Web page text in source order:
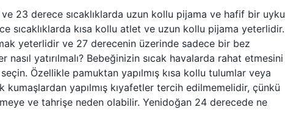
23 derece sıcaklıklarda uzun kollu pijama ve hafif bir uyku
sıcaklıklarda kısa kollu atlet ve uzun kollu pijama yeterlidir.
yeterlidir ve 27 derecenin üzerinde sadece bir bez
yatırılmalı? Bebeğinizin sıcak havalarda rahat etmesini
Özellikle pamuktan yapılmış kısa kollu tulumlar veya
yapılmış kıyafetler tercih edilmemelidir, çünkü
ve tahrişe neden olabilir. Yenidoğan 24 derecede ne